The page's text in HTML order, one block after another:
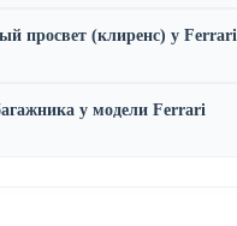
просвет (клиренс) у Ferrari
у модели Ferrari